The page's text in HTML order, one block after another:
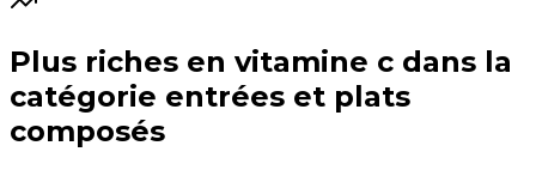
Plus riches en vitamine c dans la
catégorie entrées et plats
composés